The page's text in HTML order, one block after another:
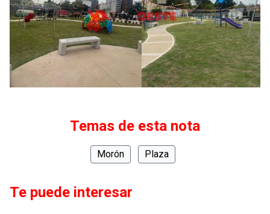
Temas de esta nota
Morón Plaza
Te puede interesar